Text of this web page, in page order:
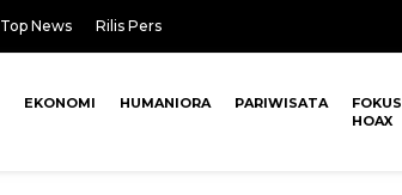
Top News Rilis Pers
EKONOMI HUMANIORA PARIWISATA
FOKUS
HOAX